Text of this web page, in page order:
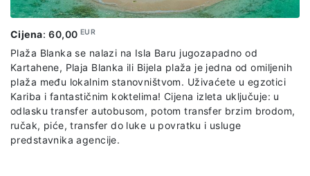
Cijena:60,00 EUR
Plaža Blanka se nalazi na Isla Baru jugozapadno od
Kartahene, Plaja Blanka ili Bijela plaža je jedna od omiljenih
plaža među lokalnim stanovništvom. Uživaćete u egzotici
Kariba i fantastičnim koktelima! Cijena izleta uključuje: u
odlasku transfer autobusom, potom transfer brzim brodom,
ručak, piće, transfer do luke u povratku i usluge
predstavnika agencije.